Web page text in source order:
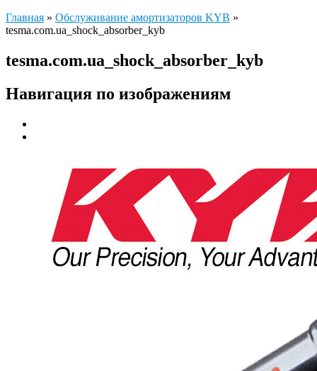
Главная » Обслуживание амортизаторов KYB »
tesma.com.ua_shock_absorber_kyb
tesma.com.ua_shock_absorber_kyb
Навигация по изображениям